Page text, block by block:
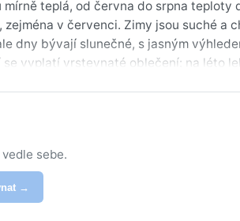
teplá, od června do srpna teploty
v červenci. Zimy jsou suché a
dny bývají slunečné, s jasným
vyplatí vrstevnaté oblečení: na léto
Na podzim se koná slavnost Paro
období od června do září, kdy vydatné
ranní mlhy, sněžení je vzácné a jen na
po celý rok.
sebe.
→